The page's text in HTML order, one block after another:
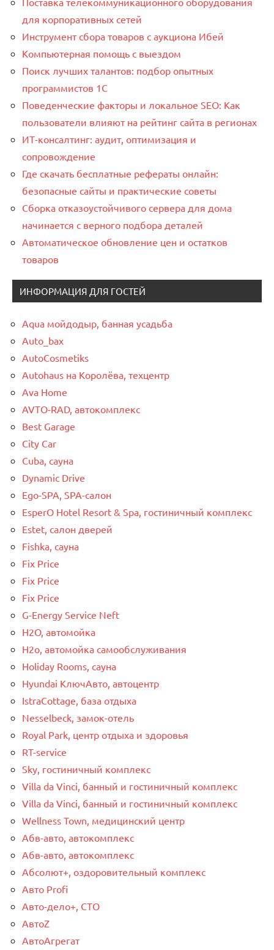
для корпоративных сетей
Инструмент сбора товаров с аукциона Ибей
Компьютерная помощь с выездом
Поиск лучших талантов: подбор опытных
программистов 1C
Поведенческие факторы и локальное SEO: Как
пользователи влияют на рейтинг сайта в регионах
ИТ-консалтинг: аудит, оптимизация и
сопровождение
Где скачать бесплатные рефераты онлайн:
безопасные сайты и практические советы
Сборка отказоустойчивого сервера для дома
начинается с верного подбора деталей
Автоматическое обновление цен и остатков
товаров
ИНФОРМАЦИЯ ДЛЯ ГОСТЕЙ
Aqua мойдодыр, банная усадьба
Auto_bax
AutoCosmetiks
Autohaus на Королёва, техцентр
Ava Home
AVTO-RAD, автокомплекс
Best Garage
City Car
Cuba, сауна
Dynamic Drive
Ego-SPA, SPA-салон
EsperO Hotel Resort & Spa, гостиничный комплекс
Estet, салон дверей
Fishka, сауна
Fix Price
Fix Price
Fix Price
G-Energy Service Neft
H2O, автомойка
H2o, автомойка самообслуживания
Holiday Rooms, сауна
Hyundai КлючАвто, автоцентр
IstraCottage, база отдыха
Nesselbeck, замок-отель
Royal Park, центр отдыха и здоровья
RT-service
Sky, гостиничный комплекс
Villa da Vinci, банный и гостиничный комплекс
Villa da Vinci, банный и гостиничный комплекс
Wellness Town, медицинский центр
Абв-авто, автокомплекс
Абв-авто, автокомплекс
Абсолют+, оздоровительный комплекс
Авто Profi
Авто-дело+, СТО
АвтоZ
АвтоАгрегат